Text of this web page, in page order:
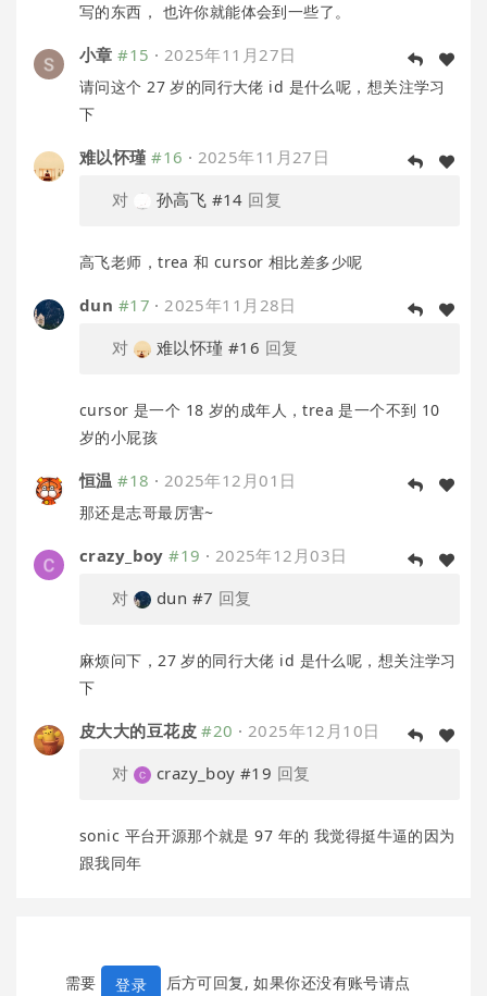
写的东西， 也许你就能体会到一些了。
小章 #15 · 2025年11月27日
请问这个 27 岁的同行大佬 id 是什么呢，想关注学习
下
难以怀瑾 #16 · 2025年11月27日
对
孙高飞 #14 回复
高飞老师，trea 和 cursor 相比差多少呢
dun #17 ·2025年11月28日
对
难以怀瑾 #16 回复
cursor 是一个 18 岁的成年人，trea 是一个不到 10
岁的小屁孩
恒温 #18 · 2025年12月01日
那还是志哥最厉害~
crazy_boy #19 · 2025年12月03日
对
dun #7 回复
麻烦问下，27 岁的同行大佬 id 是什么呢，想关注学习
下
皮大大的豆花皮 #20 · 2025年12月10日
对
crazy_boy #19 回复
sonic 平台开源那个就是 97 年的 我觉得挺牛逼的因为
跟我同年
需要 登录 后方可回复, 如果你还没有账号请点